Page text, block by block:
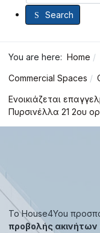
Search
You are here: Home
Commercial Spaces
Ενοικιάζεται
Πυρσινέλλα 21 2ου
Το House4You
προβολής ακινήτων